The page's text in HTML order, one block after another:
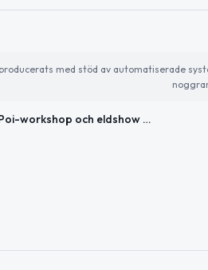
med stöd av automatiserade
Poi-workshop och eldshow på torget